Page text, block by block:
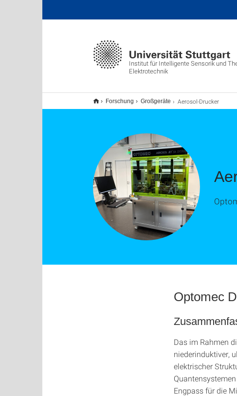
Institut für Intelligente Sensorik und
Elektrotechnik
Forschung Großgeräte Aerosol-Drucker
Optomec
Das im Rahmen
niederinduktiver,
elektrischer
Engpass für die